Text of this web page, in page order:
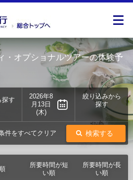
・オプショナルツアーの体験予
探す
2026年8
月13日
(木)
絞り込みから
探す
検索する
件をすべてクリア
所要時間が短
い順
所要時間が長
い順